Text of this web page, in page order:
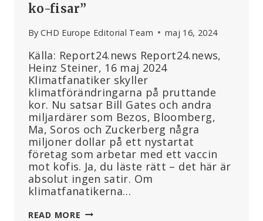
ko-fisar”
By CHD Europe Editorial Team maj 16, 2024
Källa: Report24.news Report24.news,
Heinz Steiner, 16 maj 2024
Klimatfanatiker skyller
klimatförändringarna på pruttande
kor. Nu satsar Bill Gates och andra
miljardärer som Bezos, Bloomberg,
Ma, Soros och Zuckerberg några
miljoner dollar på ett nystartat
företag som arbetar med ett vaccin
mot kofis. Ja, du läste rätt – det här är
absolut ingen satir. Om
klimatfanatikerna…
READ MORE INGET